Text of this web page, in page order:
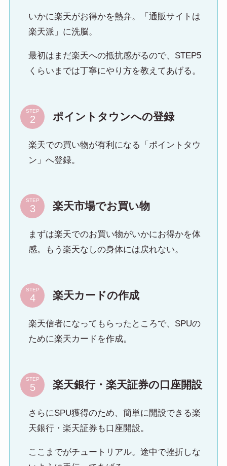
いかに楽天がお得かを熱弁。「通販サイトは
楽天派」に洗脳。
最初はまだ楽天への抵抗感がるので、STEP5
くらいまでは丁寧にやり方を教えてあげる。
STEP ポイントタウンへの登録
楽天での買い物が有利になる「ポイントタウ
ン」へ登録。
STEP 楽天市場でお買い物
まずは楽天でのお買い物がいかにお得かを体
感。もう楽天なしの身体には戻れない。
STEP 楽天カードの作成
楽天信者になってもらったところで、SPUの
ために楽天カードを作成。
STEP 楽天銀行・楽天証券の口座開設
さらにSPU獲得のため、簡単に開設できる楽
天銀行・楽天証券も口座開設。
ここまでがチュートリアル。途中で挫折しな